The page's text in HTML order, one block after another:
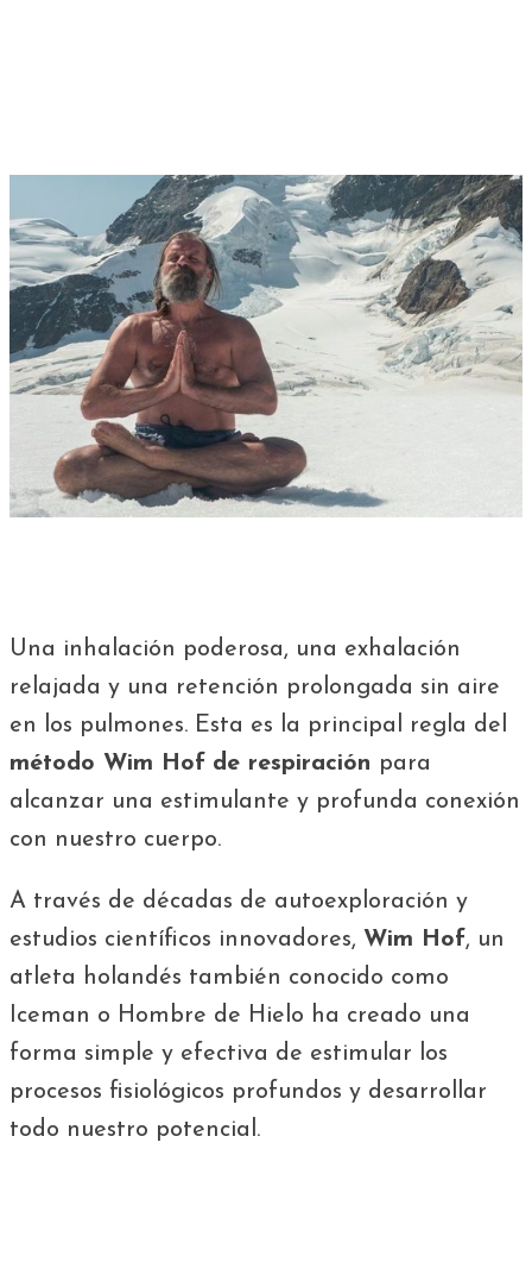
Una inhalación poderosa, una exhalación
relajada y una retención prolongada sin aire
en los pulmones. Esta es la principal regla del
método Wim Hof de respiración para
alcanzar una estimulante y profunda conexión
con nuestro cuerpo.
A través de décadas de autoexploración y
estudios científicos innovadores, Wim Hof, un
atleta holandés también conocido como
Iceman o Hombre de Hielo ha creado una
forma simple y efectiva de estimular los
procesos fisiológicos profundos y desarrollar
todo nuestro potencial.